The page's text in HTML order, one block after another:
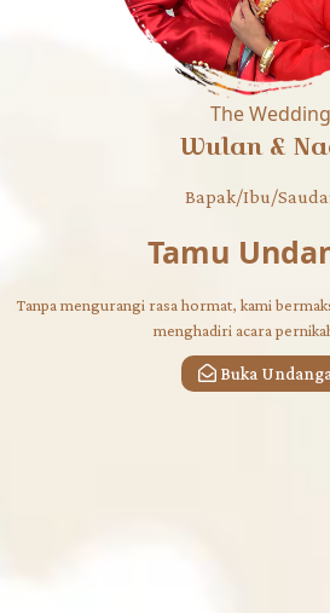
The Wedding
Wulan &
Bapak/Ibu/
Tamu
Tanpa mengurangi rasa hormat, kami
menghadiri acara
Buka